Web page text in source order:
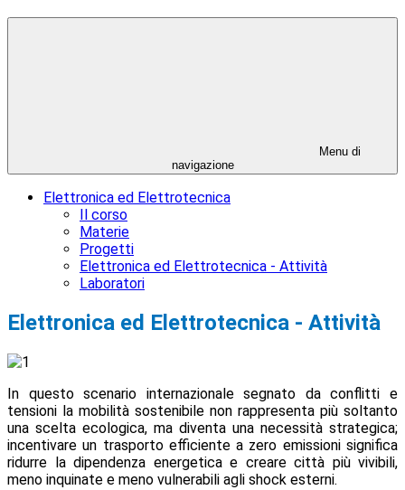
Menu di
navigazione
Elettronica ed Elettrotecnica
Il corso
Materie
Progetti
Elettronica ed Elettrotecnica - Attività
Laboratori
Elettronica ed Elettrotecnica - Attività
In questo scenario internazionale segnato da conflitti e
tensioni la mobilità sostenibile non rappresenta più soltanto
una scelta ecologica, ma diventa una necessità strategica;
incentivare un trasporto efficiente a zero emissioni significa
ridurre la dipendenza energetica e creare città più vivibili,
meno inquinate e meno vulnerabili agli shock esterni.